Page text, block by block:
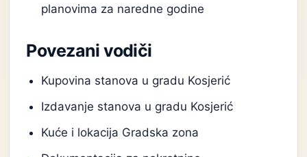
planovima za naredne godine
Povezani vodiči
Kupovina stanova u gradu Kosjerić
Izdavanje stanova u gradu Kosjerić
Kuće i lokacija Gradska zona